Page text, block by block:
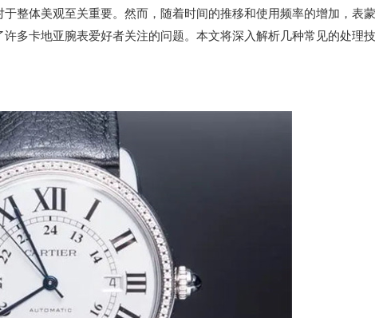
体美观至关重要。然而，随着时间的推移和使用频率的增加，表
多卡地亚腕表爱好者关注的问题。本文将深入解析几种常见的处理技